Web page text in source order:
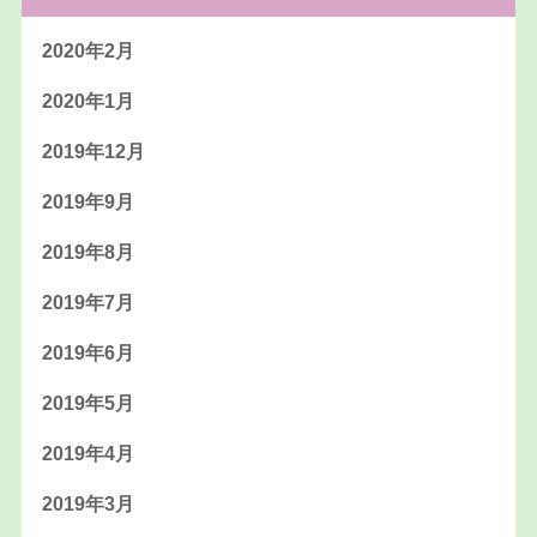
2020年2月
2020年1月
2019年12月
2019年9月
2019年8月
2019年7月
2019年6月
2019年5月
2019年4月
2019年3月